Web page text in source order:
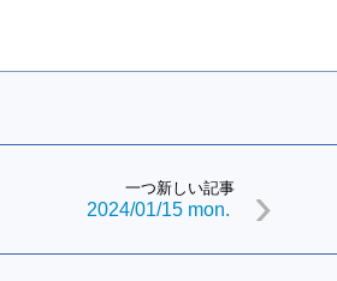
一つ新しい記事
2024/01/15 mon.